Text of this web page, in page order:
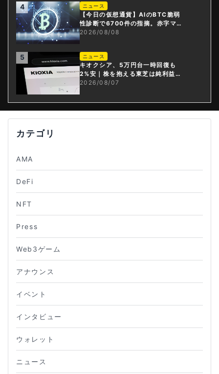
4 ニュース
【今日の仮想通貨】AIのBTC脆弱
性診断で6700件の指摘。赤字マイ
ニング企業はAIに賭ける
2026/08/08
5 ニュース
キオクシア、5万円台一時回復も
2%安｜株を抱える東芝は純利益3
0倍
2026/08/07
カテゴリ
AMA
DeFi
NFT
Press
Web3ゲーム
アナウンス
イベント
インタビュー
ウォレット
ニュース